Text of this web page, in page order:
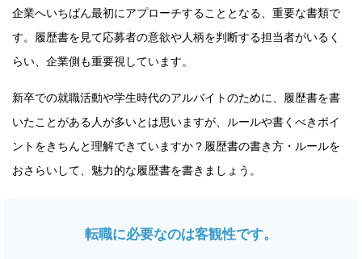
企業へいちばん最初にアプローチすることとなる、重要な書類で
す。履歴書を見て応募者の意欲や人柄を判断する担当者がいるく
らい、企業側も重要視しています。
新卒での就職活動や学生時代のアルバイトのために、履歴書を書
いたことがある人が多いとは思いますが、ルールや書くべきポイ
ントをきちんと理解できていますか？履歴書の書き方・ルールを
おさらいして、魅力的な履歴書を書きましょう。
転職に必要なのは客観性です。